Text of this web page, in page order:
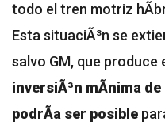
todo el tren motriz
Esta situaciÃ³n se
salvo GM, que produce
inversiÃ³n mÃ­nima
podrÃ­a ser posible